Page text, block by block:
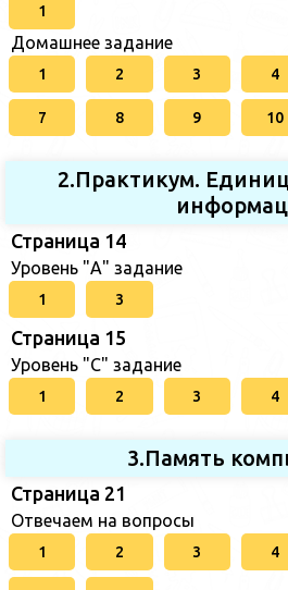
1
Домашнее задание
1 2 3 4
7 8 9 10
2.Практикум.
Страница 14
Уровень "А" задание
1 3
Страница 15
Уровень "С" задание
1 2 3 4
3.Память
Страница 21
Отвечаем на вопросы
1 2 3 4